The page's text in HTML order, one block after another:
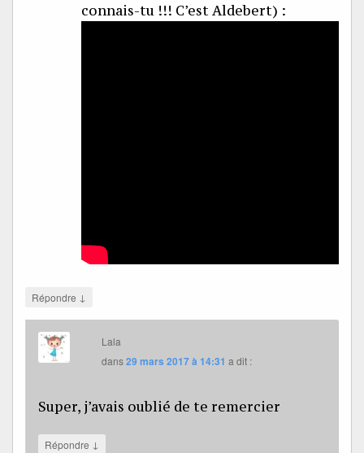
connais-tu !!! C’est Aldebert) :
Répondre ↓
Lala
dans29 mars 2017 à 14:31 a dit :
Super, j’avais oublié de te remercier
Répondre ↓